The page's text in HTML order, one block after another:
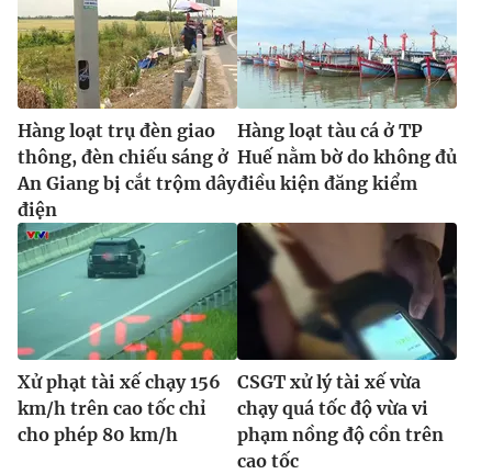
Hàng loạt trụ đèn giao
thông, đèn chiếu sáng ở
An Giang bị cắt trộm dây
điện
Hàng loạt tàu cá ở TP
Huế nằm bờ do không đủ
điều kiện đăng kiểm
Xử phạt tài xế chạy 156
km/h trên cao tốc chỉ
cho phép 80 km/h
CSGT xử lý tài xế vừa
chạy quá tốc độ vừa vi
phạm nồng độ cồn trên
cao tốc